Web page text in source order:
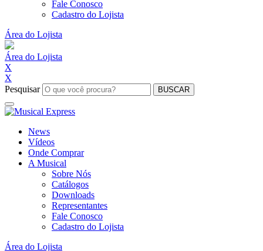
Fale Conosco
Cadastro do Lojista
Área do Lojista
Área do Lojista
X
X
Pesquisar
BUSCAR
News
Vídeos
Onde Comprar
A Musical
Sobre Nós
Catálogos
Downloads
Representantes
Fale Conosco
Cadastro do Lojista
Área do Lojista